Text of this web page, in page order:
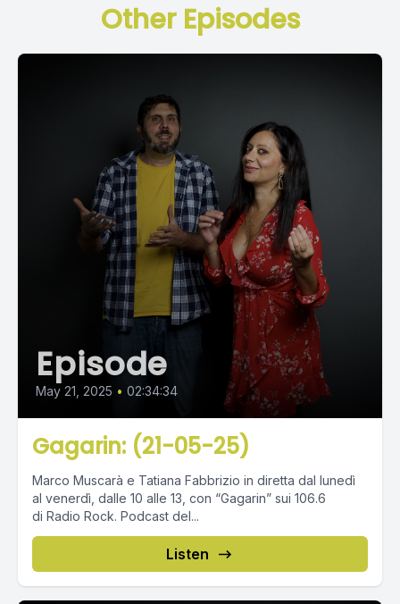
Other Episodes
Episode
May 21, 2025 • 02:34:34
Gagarin: (21-05-25)
Marco Muscarà e Tatiana Fabbrizio in diretta dal lunedì
al venerdì, dalle 10 alle 13, con “Gagarin” sui 106.6
di Radio Rock. Podcast del...
Listen